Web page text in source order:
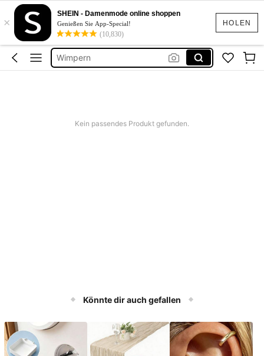
HOLEN
×
SHEIN - Damenmode online shoppen
Genießen Sie App-Special!
(10,830)
Nägel Press On
Nägel
Wimpern
Kein passendes Produkt gefunden.
Könnte dir auch gefallen